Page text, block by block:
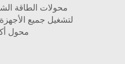
محولات الطاقة
لتشغيل جميع
محول